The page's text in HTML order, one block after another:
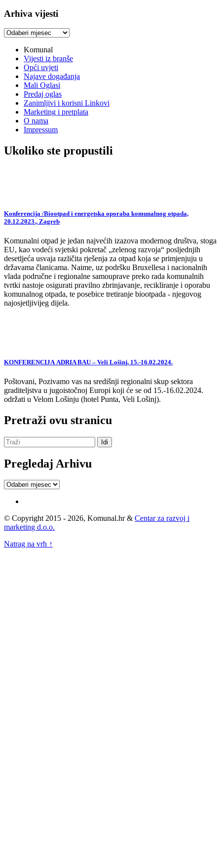
Arhiva vijesti
Arhiva
Komunal
Vijesti iz branše
Opći uvjeti
Najave događanja
Mali Oglasi
Predaj oglas
Zanimljivi i korisni Linkovi
Marketing i pretplata
O nama
Impressum
Ukoliko ste propustili
Konferencija /Biootpad i energetska oporaba komunalnog otpada,
20.12.2023., Zagreb
Komunalni otpad je jedan najvećih izazova modernog društva, stoga
EU, kao vodeći svjetski pokretač „zelenog razvoja“ posljednjih
desetljeća usvaja različita rješenja za otpad koja se primjenjuju u
državama članicama. Naime, uz podršku Bruxellesa i nacionalnih
vlada područne i regionalne samouprave preko rada komunalnih
tvrtki nastoje osigurati pravilno zbrinjavanje, recikliranje i oporabu
komunalnog otpada, te posebice tretiranje biootpada - njegovog
najosjetljivijeg dijela.
KONFERENCIJA ADRIA BAU – Veli Lošinj, 15.-16.02.2024.
Poštovani, Pozivamo vas na središnji regionalni skup sektora
graditeljstva u jugoistočnoj Europi koji će se od 15.-16.02.2024.
održati u Velom Lošinju (hotel Punta, Veli Lošinj).
Pretraži ovu stranicu
Pregledaj Arhivu
Pregledaj
© Copyright 2015 - 2026, Komunal.hr & Centar za razvoj i
marketing d.o.o.
Natrag na vrh ↑